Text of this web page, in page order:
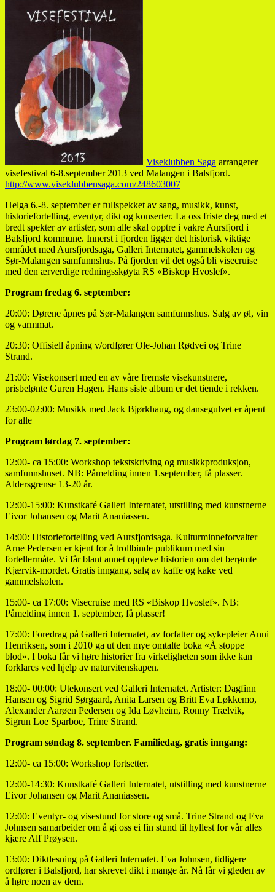
Viseklubben Saga arrangerer
visefestival 6-8.september 2013 ved Malangen i Balsfjord.
http://www.viseklubbensaga.com/248603007
Helga 6.-8. september er fullspekket av sang, musikk, kunst,
historiefortelling, eventyr, dikt og konserter. La oss friste deg med et
bredt spekter av artister, som alle skal opptre i vakre Aursfjord i
Balsfjord kommune. Innerst i fjorden ligger det historisk viktige
området med Aursfjordsaga, Galleri Internatet, gammelskolen og
Sør-Malangen samfunnshus. På fjorden vil det også bli visecruise
med den ærverdige redningsskøyta RS «Biskop Hvoslef».
Program fredag 6. september:
20:00: Dørene åpnes på Sør-Malangen samfunnshus. Salg av øl, vin
og varmmat.
20:30: Offisiell åpning v/ordfører Ole-Johan Rødvei og Trine
Strand.
21:00: Visekonsert med en av våre fremste visekunstnere,
prisbelønte Guren Hagen. Hans siste album er det tiende i rekken.
23:00-02:00: Musikk med Jack Bjørkhaug, og dansegulvet er åpent
for alle
Program lørdag 7. september:
12:00- ca 15:00: Workshop tekstskriving og musikkproduksjon,
samfunnshuset. NB: Påmelding innen 1.september, få plasser.
Aldersgrense 13-20 år.
12:00-15:00: Kunstkafé Galleri Internatet, utstilling med kunstnerne
Eivor Johansen og Marit Ananiassen.
14:00: Historiefortelling ved Aursfjordsaga. Kulturminneforvalter
Arne Pedersen er kjent for å trollbinde publikum med sin
fortellermåte. Vi får blant annet oppleve historien om det berømte
Kjærvik-mordet. Gratis inngang, salg av kaffe og kake ved
gammelskolen.
15:00- ca 17:00: Visecruise med RS «Biskop Hvoslef». NB:
Påmelding innen 1. september, få plasser!
17:00: Foredrag på Galleri Internatet, av forfatter og sykepleier Anni
Henriksen, som i 2010 ga ut den mye omtalte boka «Å stoppe
blod». I boka får vi høre historier fra virkeligheten som ikke kan
forklares ved hjelp av naturvitenskapen.
18:00- 00:00: Utekonsert ved Galleri Internatet. Artister: Dagfinn
Hansen og Sigrid Sørgaard, Anita Larsen og Britt Eva Løkkemo,
Alexander Aarøen Pedersen og Ida Løvheim, Ronny Trælvik,
Sigrun Loe Sparboe, Trine Strand.
Program søndag 8. september. Familiedag, gratis inngang:
12:00- ca 15:00: Workshop fortsetter.
12:00-14:30: Kunstkafé Galleri Internatet, utstilling med kunstnerne
Eivor Johansen og Marit Ananiassen.
12:00: Eventyr- og visestund for store og små. Trine Strand og Eva
Johnsen samarbeider om å gi oss ei fin stund til hyllest for vår alles
kjære Alf Prøysen.
13:00: Diktlesning på Galleri Internatet. Eva Johnsen, tidligere
ordfører i Balsfjord, har skrevet dikt i mange år. Nå får vi gleden av
å høre noen av dem.